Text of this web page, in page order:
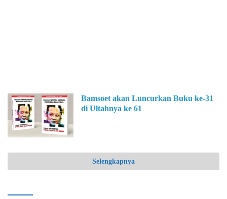
Bamsoet akan Luncurkan Buku ke-31
di Ultahnya ke 61
Selengkapnya